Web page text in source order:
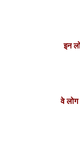
इन
वे